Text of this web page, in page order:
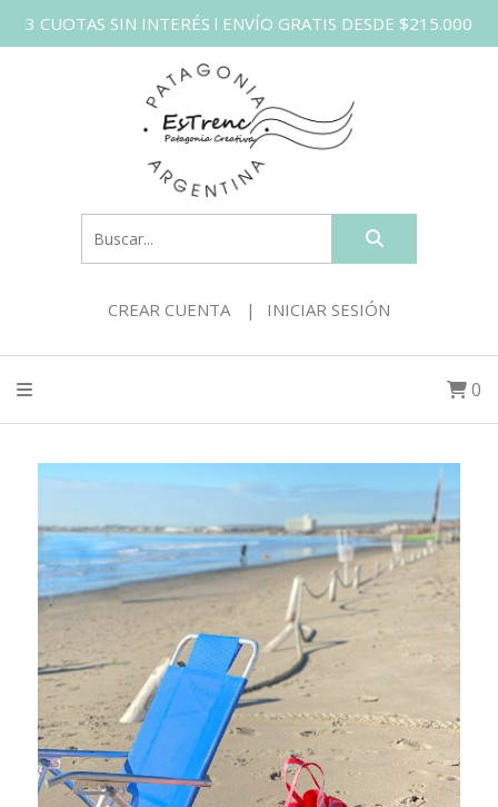
3 CUOTAS SIN INTERÉS l ENVÍO GRATIS DESDE $215.000
CREAR CUENTA INICIAR SESIÓN
0